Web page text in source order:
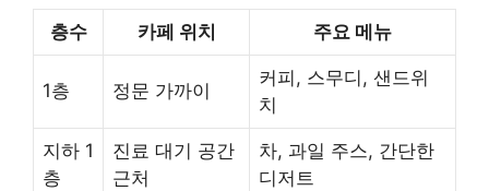
층수 카페 위치 주요 메뉴
1층 정문 가까이
커피, 스무디, 샌드위
치
지하 1
층
진료 대기 공간
근처
차, 과일 주스, 간단한
디저트